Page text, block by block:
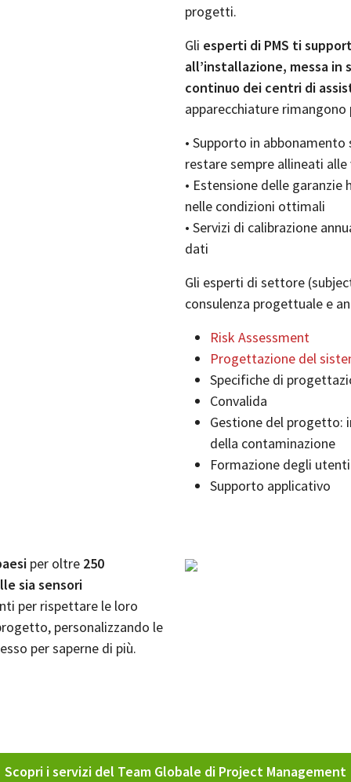
progetti.
Gli esperti di PMS ti
all’installazione, messa in
continuo dei centri di
apparecchiature
• Supporto in
restare sempre allineati
• Estensione delle
nelle condizioni ottimali
• Servizi di calibrazione
dati
Gli esperti di settore
consulenza progettuale e
Risk Assessment
Progettazione del
Specifiche di
Convalida
Gestione del progetto:
della contaminazione
Formazione degli utenti
Supporto applicativo
per oltre 250
sia sensori
per rispettare le loro
personalizzando le
per saperne di più.
Scopri i servizi del Team Globale di Project Management